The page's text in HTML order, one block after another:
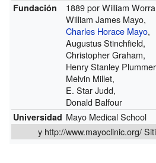
Fundación
1889 por William
William James Mayo,
Charles Horace Mayo,
Augustus Stinchfield,
Christopher Graham,
Henry Stanley
Melvin Millet,
E. Star Judd,
Donald Balfour
Universidad Mayo Medical School
y http://www.mayoclinic.org/